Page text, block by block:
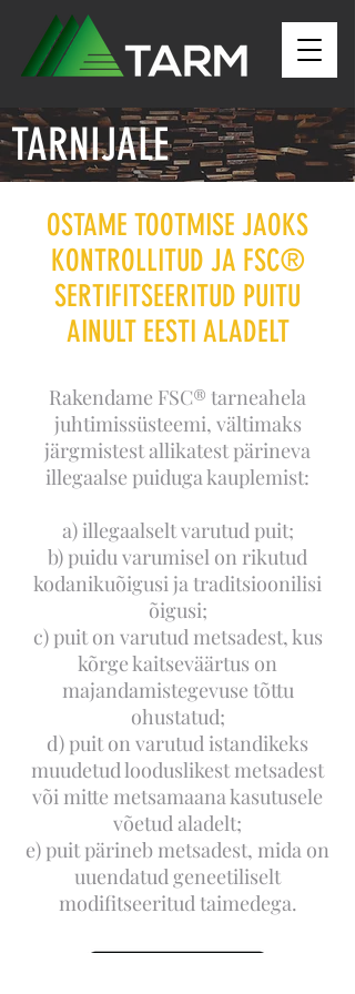
TARNIJALE
OSTAME TOOTMISE JAOKS
KONTROLLITUD JA FSC®
SERTIFITSEERITUD PUITU
AINULT EESTI ALADELT
Rakendame FSC® tarneahela
juhtimissüsteemi, vältimaks
järgmistest allikatest pärineva
illegaalse puiduga kauplemist:
a) illegaalselt varutud puit;
b) puidu varumisel on rikutud
kodanikuõigusi ja traditsioonilisi
õigusi;
c) puit on varutud metsadest, kus
kõrge kaitseväärtus on
majandamistegevuse tõttu
ohustatud;
d) puit on varutud istandikeks
muudetud looduslikest metsadest
või mitte metsamaana kasutusele
võetud aladelt;
e) puit pärineb metsadest, mida on
uuendatud geneetiliselt
modifitseeritud taimedega.